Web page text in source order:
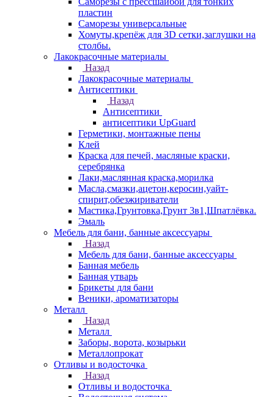
пластин
Саморезы универсальные
Хомуты,крепёж для 3D сетки,заглушки на
столбы.
Лакокрасочные материалы
Назад
Лакокрасочные материалы
Антисептики
Назад
Антисептики
антисептики UpGuard
Герметики, монтажные пены
Клей
Краска для печей, масляные краски,
серебрянка
Лаки,маслянная краска,морилка
Масла,смазки,ацетон,керосин,уайт-
спирит,обезжириватели
Мастика,Грунтовка,Грунт 3в1,Шпатлёвка.
Эмаль
Мебель для бани, банные аксессуары
Назад
Мебель для бани, банные аксессуары
Банная мебель
Банная утварь
Брикеты для бани
Веники, ароматизаторы
Металл
Назад
Металл
Заборы, ворота, козырьки
Металлопрокат
Отливы и водосточка
Назад
Отливы и водосточка